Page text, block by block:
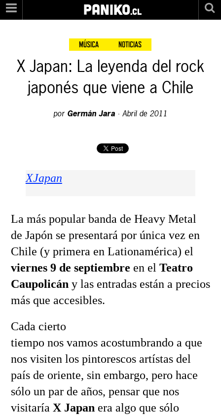
XJapan"/> PANIKO.cl
MÚSICA NOTICIAS
X Japan: La leyenda del rock
japonés que viene a Chile
por Germán Jara ·Abril de 2011
XJapan
La más popular banda de Heavy Metal
de Japón se presentará por única vez en
Chile (y primera en Lationamérica) el
viernes 9 de septiembre en el Teatro
Caupolicán y las entradas están a precios
más que accesibles.
Cada cierto
tiempo nos vamos acostumbrando a que
nos visiten los pintorescos artístas del
país de oriente, sin embargo, pero hace
sólo un par de años, pensar que nos
visitaría X Japan era algo que sólo